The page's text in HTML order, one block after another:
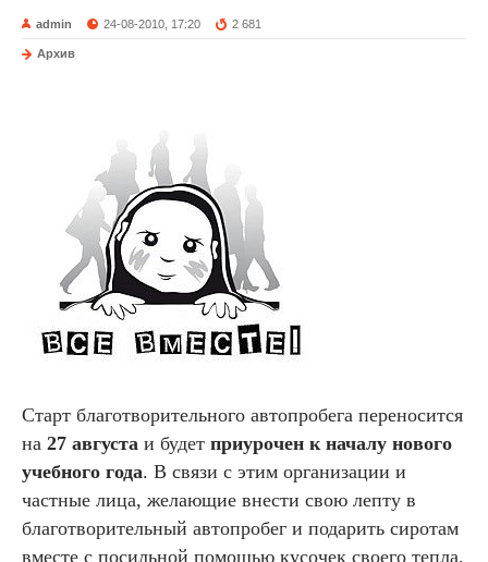
admin 24-08-2010, 17:20 2 681
Архив
Старт благотворительного автопробега переносится
на 27 августа и будет приурочен к началу нового
учебного года. В связи с этим организации и
частные лица, желающие внести свою лепту в
благотворительный автопробег и подарить сиротам
вместе с посильной помощью кусочек своего тепла,